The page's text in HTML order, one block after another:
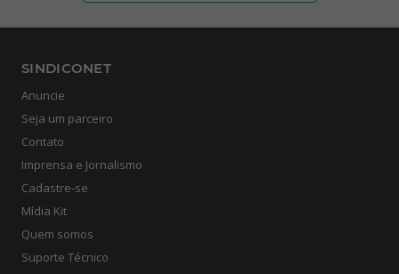
SINDICONET
Anuncie
Seja um parceiro
Contato
Imprensa e Jornalismo
Cadastre-se
Mídia Kit
Quem somos
Suporte Técnico